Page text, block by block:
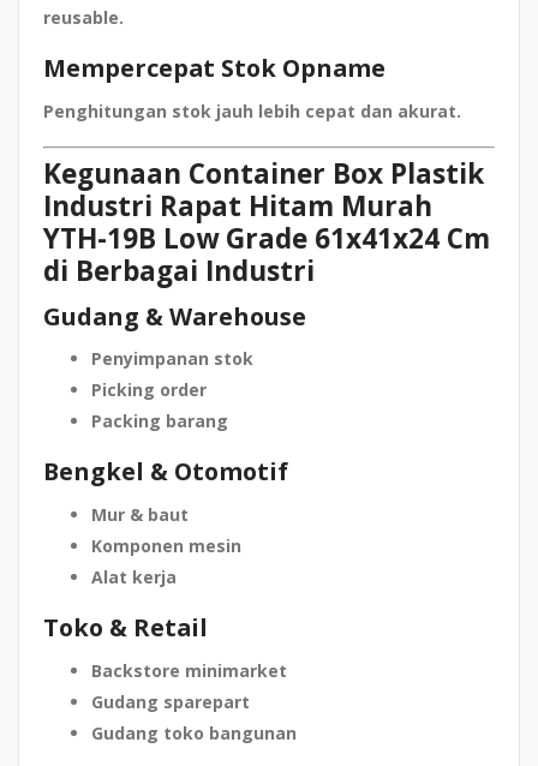
reusable.
Mempercepat Stok Opname
Penghitungan stok jauh lebih cepat dan akurat.
Kegunaan Container Box Plastik
Industri Rapat Hitam Murah
YTH-19B Low Grade 61x41x24 Cm
di Berbagai Industri
Gudang & Warehouse
Penyimpanan stok
Picking order
Packing barang
Bengkel & Otomotif
Mur & baut
Komponen mesin
Alat kerja
Toko & Retail
Backstore minimarket
Gudang sparepart
Gudang toko bangunan